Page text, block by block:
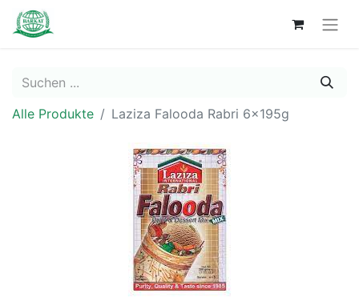
Alle Produkte Laziza Falooda Rabri 6x195g